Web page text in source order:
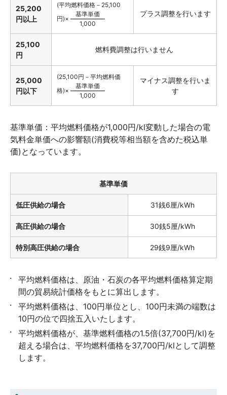
25,200
円以上
(平均燃料価格－25,100
円)×
基準単価
1,000
プラス調整を行います
25,100
円
燃料費調整は行いません
25,000
円以下
(25,100円－平均燃料価
格)×
基準単価
1,000
マイナス調整を行いま
す
基準単価：平均燃料価格が1,000円/kl変動した場合の電
気料金単価への影響額(消費税等相当額を含めた税込単
価)となっています。
基準単価
低圧供給の場合 31銭6厘/kWh
高圧供給の場合 30銭5厘/kWh
特別高圧供給の場合 29銭9厘/kWh
平均燃料価格は、原油・石炭の各平均燃料価格算定期
間の貿易統計価格をもとに算出します。
平均燃料価格は、100円単位とし、100円未満の端数は
10円の位で四捨五入いたします。
平均燃料価格が、基準燃料価格の1.5倍(37,700円/kl)を
超える場合は、平均燃料価格を37,700円/klとして調整
します。